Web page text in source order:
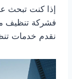
إذا كنت تبحث
فشركة تنظيف
نقدم خدمات